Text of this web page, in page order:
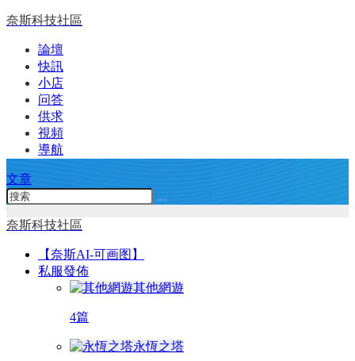
奈斯科技社區
論壇
快訊
小店
问答
供求
視頻
導航
文章
奈斯科技社區
【奈斯AI-可画图】
私服發佈
其他網遊
4篇
永恆之塔